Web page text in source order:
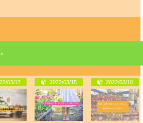
-
03/17 2022/03/15 2022/03/10